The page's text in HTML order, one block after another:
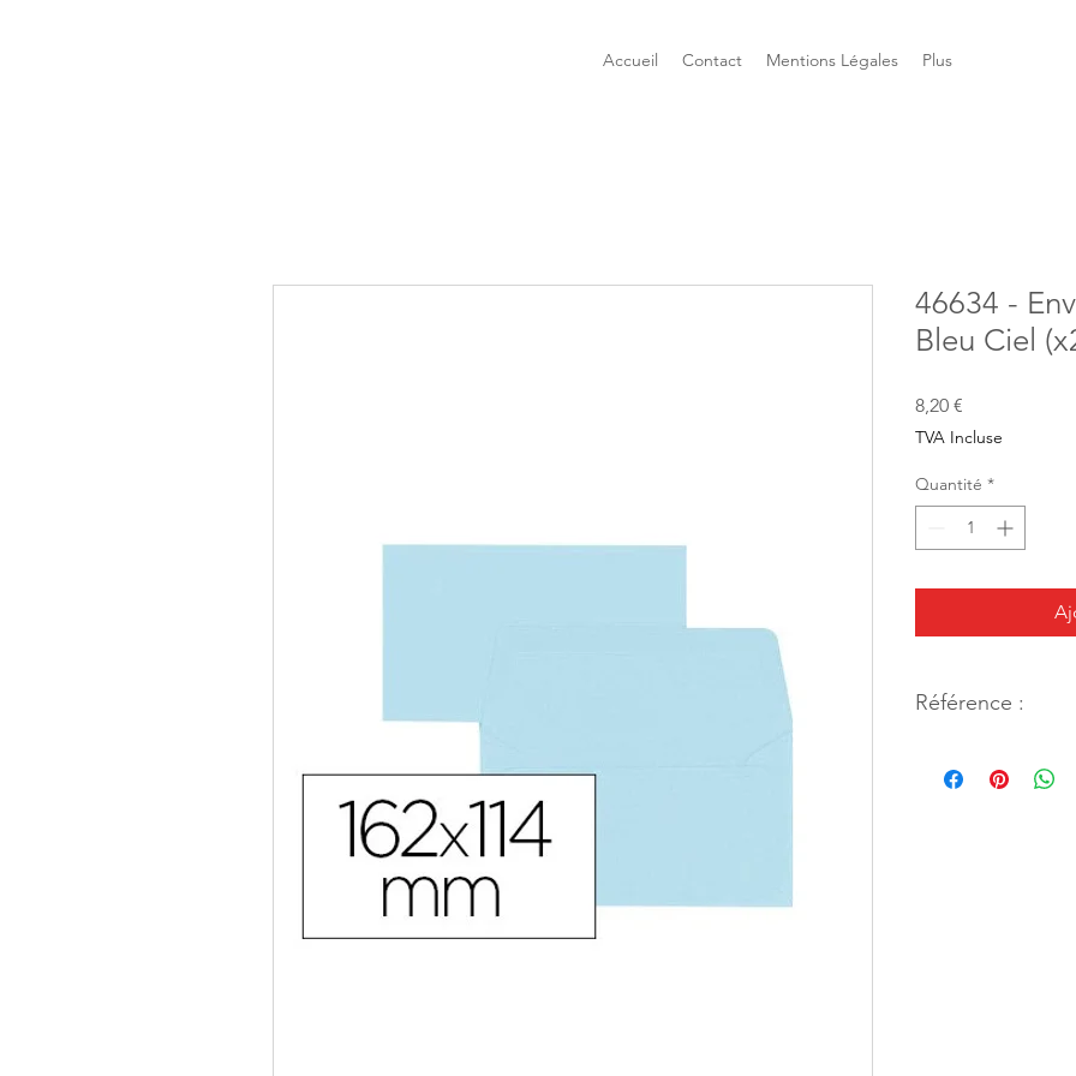
Accueil Contact Mentions Légales Plus
46634 -
Bleu Ciel
8,20 €
TVA Incluse
Quantité *
Référence :